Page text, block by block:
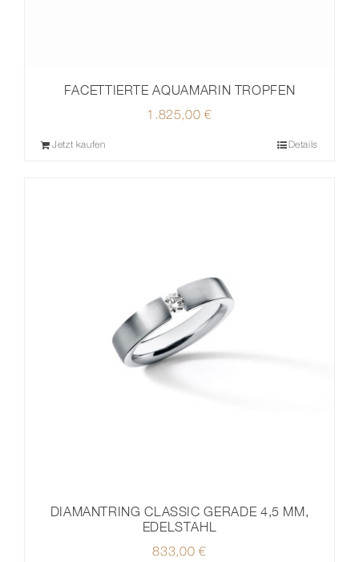
FACETTIERTE AQUAMARIN TROPFEN
1.825,00€
Jetzt kaufen Details
DIAMANTRING CLASSIC GERADE 4,5 MM,
EDELSTAHL
833,00 €